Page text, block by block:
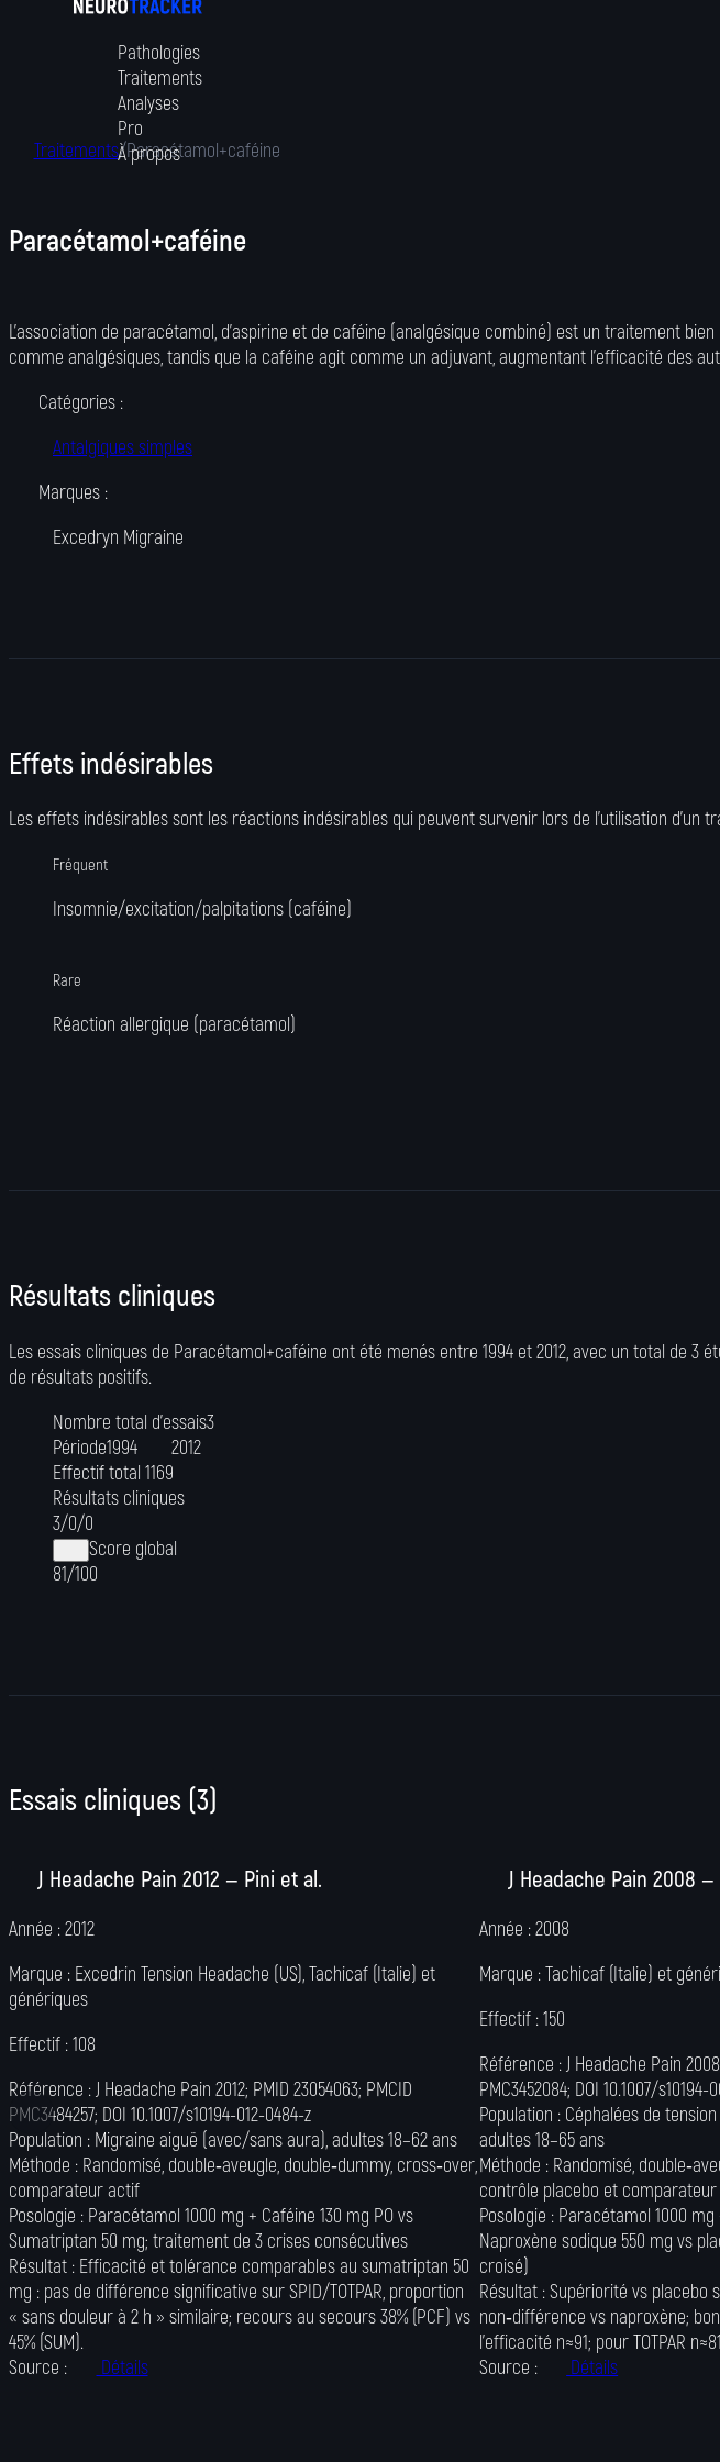
Pathologies
Traitements
Analyses
Pro
À propos
Traitements/Paracétamol+caféine
Paracétamol+caféine
L'association de paracétamol, d'aspirine et de caféine (analgésique combiné) est un traitement
comme analgésiques, tandis que la caféine agit comme un adjuvant, augmentant l'efficacité des
Catégories :
Antalgiques simples
Marques :
Excedryn Migraine
Effets indésirables
Les effets indésirables sont les réactions indésirables qui peuvent survenir lors de l’utilisation
Fréquent
Insomnie/excitation/palpitations (caféine)
Rare
Réaction allergique (paracétamol)
Résultats cliniques
Les essais cliniques de Paracétamol+caféine ont été menés entre 1994 et 2012, avec un total de
de résultats positifs.
Nombre total d’essais3
Période1994
2012
Effectif total 1169
Résultats cliniques
3/0/0
Score global
81/100
Essais cliniques (3)
J Headache Pain 2012 — Pini et al.
Année :2012
Marque : Excedrin Tension Headache (US), Tachicaf (Italie) et
génériques
Effectif :108
Référence :J Headache Pain 2012; PMID 23054063; PMCID
PMC3484257; DOI 10.1007/s10194-012-0484-z
Population : Migraine aiguë (avec/sans aura), adultes 18–62 ans
Méthode : Randomisé, double‑aveugle, double‑dummy, cross‑over,
comparateur actif
Posologie : Paracétamol 1000 mg + Caféine 130 mg PO vs
Sumatriptan 50 mg; traitement de 3 crises consécutives
Résultat : Efficacité et tolérance comparables au sumatriptan 50
mg : pas de différence significative sur SPID/TOTPAR, proportion
« sans douleur à 2 h » similaire; recours au secours 38% (PCF) vs
45% (SUM).
Source :
Détails
J Headache Pain 2008
Année :2008
Marque :Tachicaf (Italie) et
Effectif :150
Référence :J Headache Pain
PMC3452084; DOI 10.1007/s10194-
Population : Céphalées de
adultes 18–65 ans
Méthode : Randomisé,
contrôle placebo et
Posologie : Paracétamol 1000 mg
Naproxène sodique 550 mg vs
croisé)
Résultat :Supériorité vs placebo
non‑différence vs naproxène;
l’efficacité n≈91; pour TOTPAR
Source :
Détails